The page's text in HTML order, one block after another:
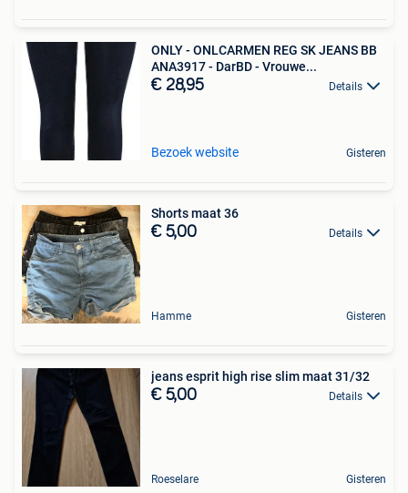
ONLY - ONLCARMEN REG SK JEANS BB
ANA3917 - DarBD - Vrouwe...
€ 28,95 Details
Bezoek website Gisteren
Shorts maat 36
€ 5,00 Details
Hamme Gisteren
jeans esprit high rise slim maat 31/32
€ 5,00 Details
Roeselare Gisteren